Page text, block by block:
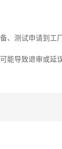
、测试申请到工
导致退审或延